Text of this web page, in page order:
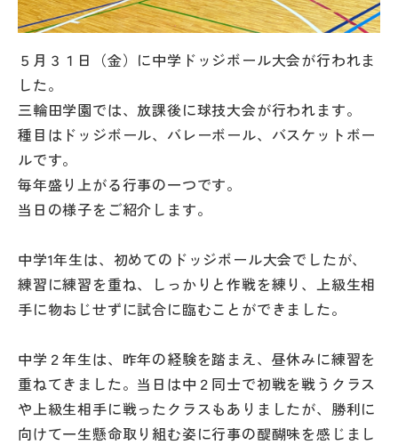
特集
NettyLandかわら版
その他
お問い合わせ
個人情報保護方針
サイトマップ
５月３１日（金）に中学ドッジボール大会が行われま
した。
三輪田学園では、放課後に球技大会が行われます。
種目はドッジボール、バレーボール、バスケットボー
ルです。
毎年盛り上がる行事の一つです。
当日の様子をご紹介します。
中学1年生は、初めてのドッジボール大会でしたが、
練習に練習を重ね、しっかりと作戦を練り、上級生相
手に物おじせずに試合に臨むことができました。
中学２年生は、昨年の経験を踏まえ、昼休みに練習を
重ねてきました。当日は中２同士で初戦を戦うクラス
や上級生相手に戦ったクラスもありましたが、勝利に
向けて一生懸命取り組む姿に行事の醍醐味を感じまし